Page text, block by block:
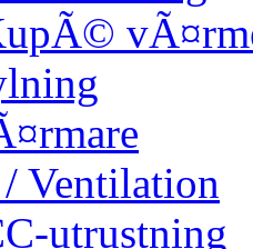
Ventilation
utrustning